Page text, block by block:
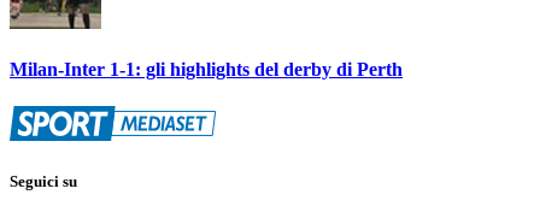
Milan-Inter 1-1: gli highlights del derby di Perth
Seguici su